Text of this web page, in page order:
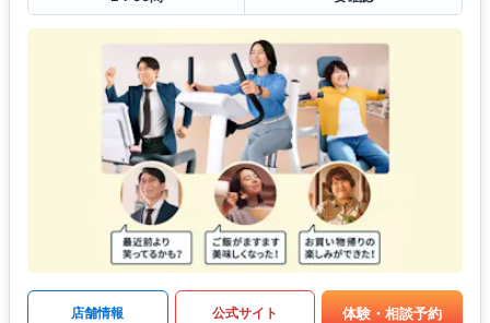
店舗情報 公式サイト 体験・相談予約